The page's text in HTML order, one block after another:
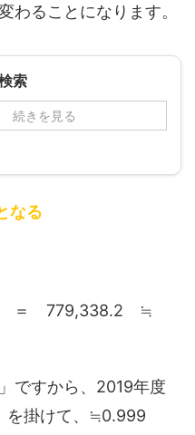
わることになります。
索
続きを見る
なる
＝ 779,338.2 ≒
ですから、2019年度
を掛けて、≒0.999